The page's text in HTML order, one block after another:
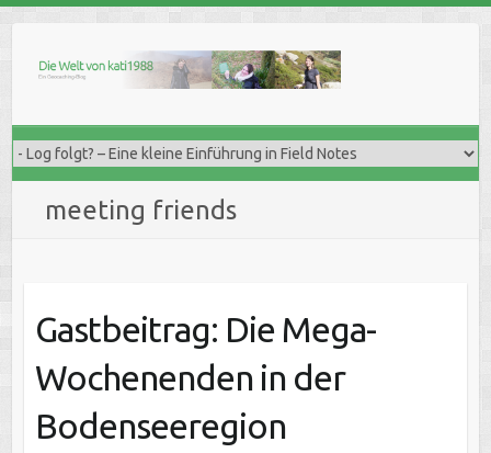
content
meeting friends
Gastbeitrag: Die Mega-
Wochenenden in der
Bodenseeregion